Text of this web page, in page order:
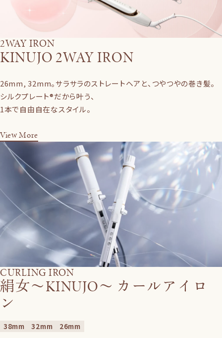
2WAY IRON
KINUJO 2WAY IRON
26mm, 32mm。サラサラのストレートヘアと、つやつやの巻き髪。
シルクプレート®だから叶う、
1本で自由自在なスタイル。
View More
CURLING IRON
絹女〜KINUJO〜 カールアイロ
ン
38mm 32mm 26mm